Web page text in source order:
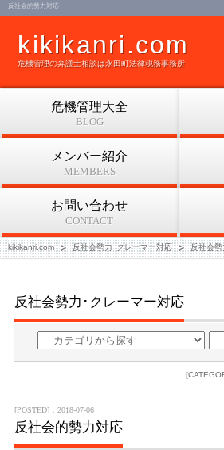
kikikanri.com
危機管理の弁護士相談は永田町法律税務事務所
反社会的勢力対応
危機管理大全
BLOG
メンバー紹介
MEMBERS
お問い合わせ
CONTACT
kikikanri.com 反社会勢力･クレーマー対応 反社会
反社会勢力･クレーマー対応
反社会的勢力対応
[POSTED]：2018-07-06